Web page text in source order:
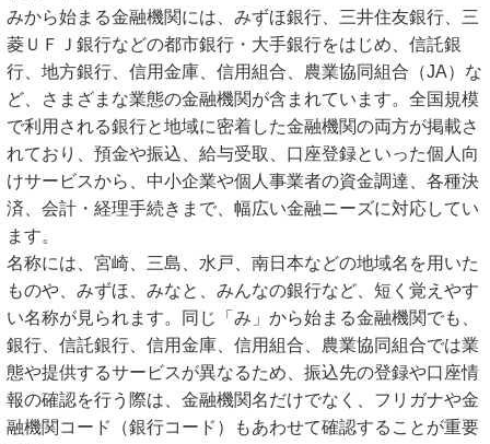
みから始まる金融機関には、みずほ銀行、三井住友銀行、三
菱ＵＦＪ銀行などの都市銀行・大手銀行をはじめ、信託銀
行、地方銀行、信用金庫、信用組合、農業協同組合（JA）な
ど、さまざまな業態の金融機関が含まれています。全国規模
で利用される銀行と地域に密着した金融機関の両方が掲載さ
れており、預金や振込、給与受取、口座登録といった個人向
けサービスから、中小企業や個人事業者の資金調達、各種決
済、会計・経理手続きまで、幅広い金融ニーズに対応してい
ます。
名称には、宮崎、三島、水戸、南日本などの地域名を用いた
ものや、みずほ、みなと、みんなの銀行など、短く覚えやす
い名称が見られます。同じ「み」から始まる金融機関でも、
銀行、信託銀行、信用金庫、信用組合、農業協同組合では業
態や提供するサービスが異なるため、振込先の登録や口座情
報の確認を行う際は、金融機関名だけでなく、フリガナや金
融機関コード（銀行コード）もあわせて確認することが重要